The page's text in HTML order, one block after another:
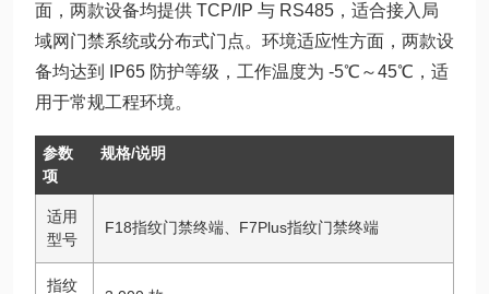
面，两款设备均提供 TCP/IP 与 RS485，适合接入局
域网门禁系统或分布式门点。环境适应性方面，两款设
备均达到 IP65 防护等级，工作温度为 -5℃～45℃，适
用于常规工程环境。
参数
项
规格/说明
适用
型号
F18指纹门禁终端、F7Plus指纹门禁终端
指纹